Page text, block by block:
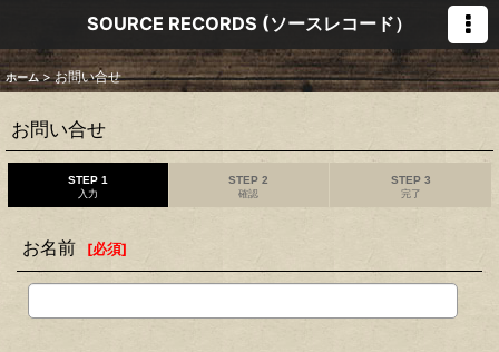
SOURCE RECORDS (ソースレコード）
ホーム > お問い合せ
お問い合せ
STEP 1
入力
STEP 2
確認
STEP 3
完了
お名前 [必須]